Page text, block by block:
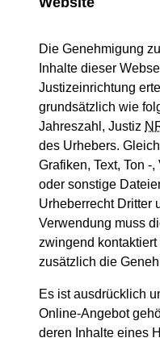
Die Genehmigung
Inhalte dieser
Justizeinrichtung
grundsätzlich wie
Jahreszahl, Justiz
des Urhebers.
Grafiken, Text, Ton -
oder sonstige
Urheberrecht Dritter
Verwendung muss
zwingend
zusätzlich die
Es ist ausdrücklich
Online-Angebot
deren Inhalte eines